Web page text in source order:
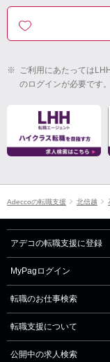
※ ご利用にあたっては
のログインが必要です。
Adeccoの転職支援 北信越
アデコの転職支援に登録
MyPagログイン
転職のお仕事検索
転職支援について
公開中の求人検索